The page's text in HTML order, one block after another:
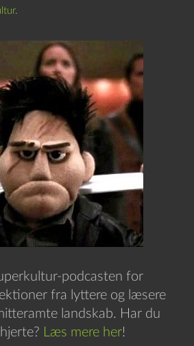
.
podcasten for
fra lyttere og læsere
landskab. Har du
Læs mere her!